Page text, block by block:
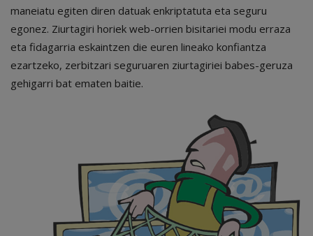
maneiatu egiten diren datuak enkriptatuta eta seguru
egonez. Ziurtagiri horiek web-orrien bisitariei modu erraza
eta fidagarria eskaintzen die euren lineako konfiantza
ezartzeko, zerbitzari seguruaren ziurtagiriei babes-geruza
gehigarri bat ematen baitie.